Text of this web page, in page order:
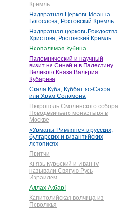
Кремль
Надвратная Церковь Иоанна
Богослова, Ростовский Кремль
Надвратная церковь Рождества
Христова, Ростовский Кремль
Неопалимая Кубина
Паломнический и научный
визит на Синай и в Палестину
Великого Князя Валерия
Кубарева
Скала Куба, Куббат ас-Сахра
или Храм Соломона
Некрополь Смоленского собора
Новодевичьего монастыря в
Москве
«Урманы-Римляне» в русских,
булгарских и византийских
летописях
Притчи
Князь Курбский и Иван IV
называли Святую Русь
Израилем
Аллах Акбар!
Капитолийская волчица из
Поволжья